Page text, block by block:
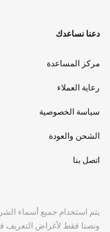
دعنا نساعدك
مركز المساعدة
رعاية العملاء
سياسة الخصوصية
الشحن والعودة
اتصل بنا
يتم استخدام جميع أسماء
ونصنا فقط لأغراض التعريف